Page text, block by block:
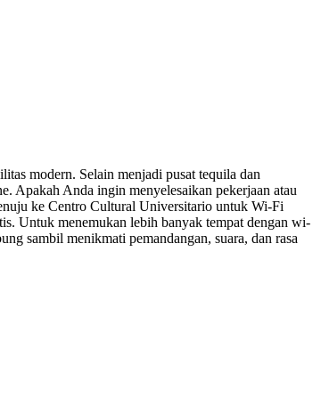
modern. Selain menjadi pusat tequila dan
Apakah Anda ingin menyelesaikan pekerjaan atau
ke Centro Cultural Universitario untuk Wi-Fi
Untuk menemukan lebih banyak tempat dengan wi-
sambil menikmati pemandangan, suara, dan rasa